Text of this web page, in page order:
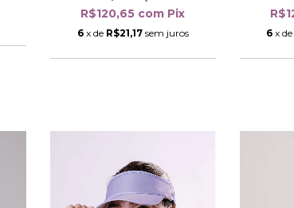
R$120,65 com Pix
6 x de R$21,17 sem juros 6 x de